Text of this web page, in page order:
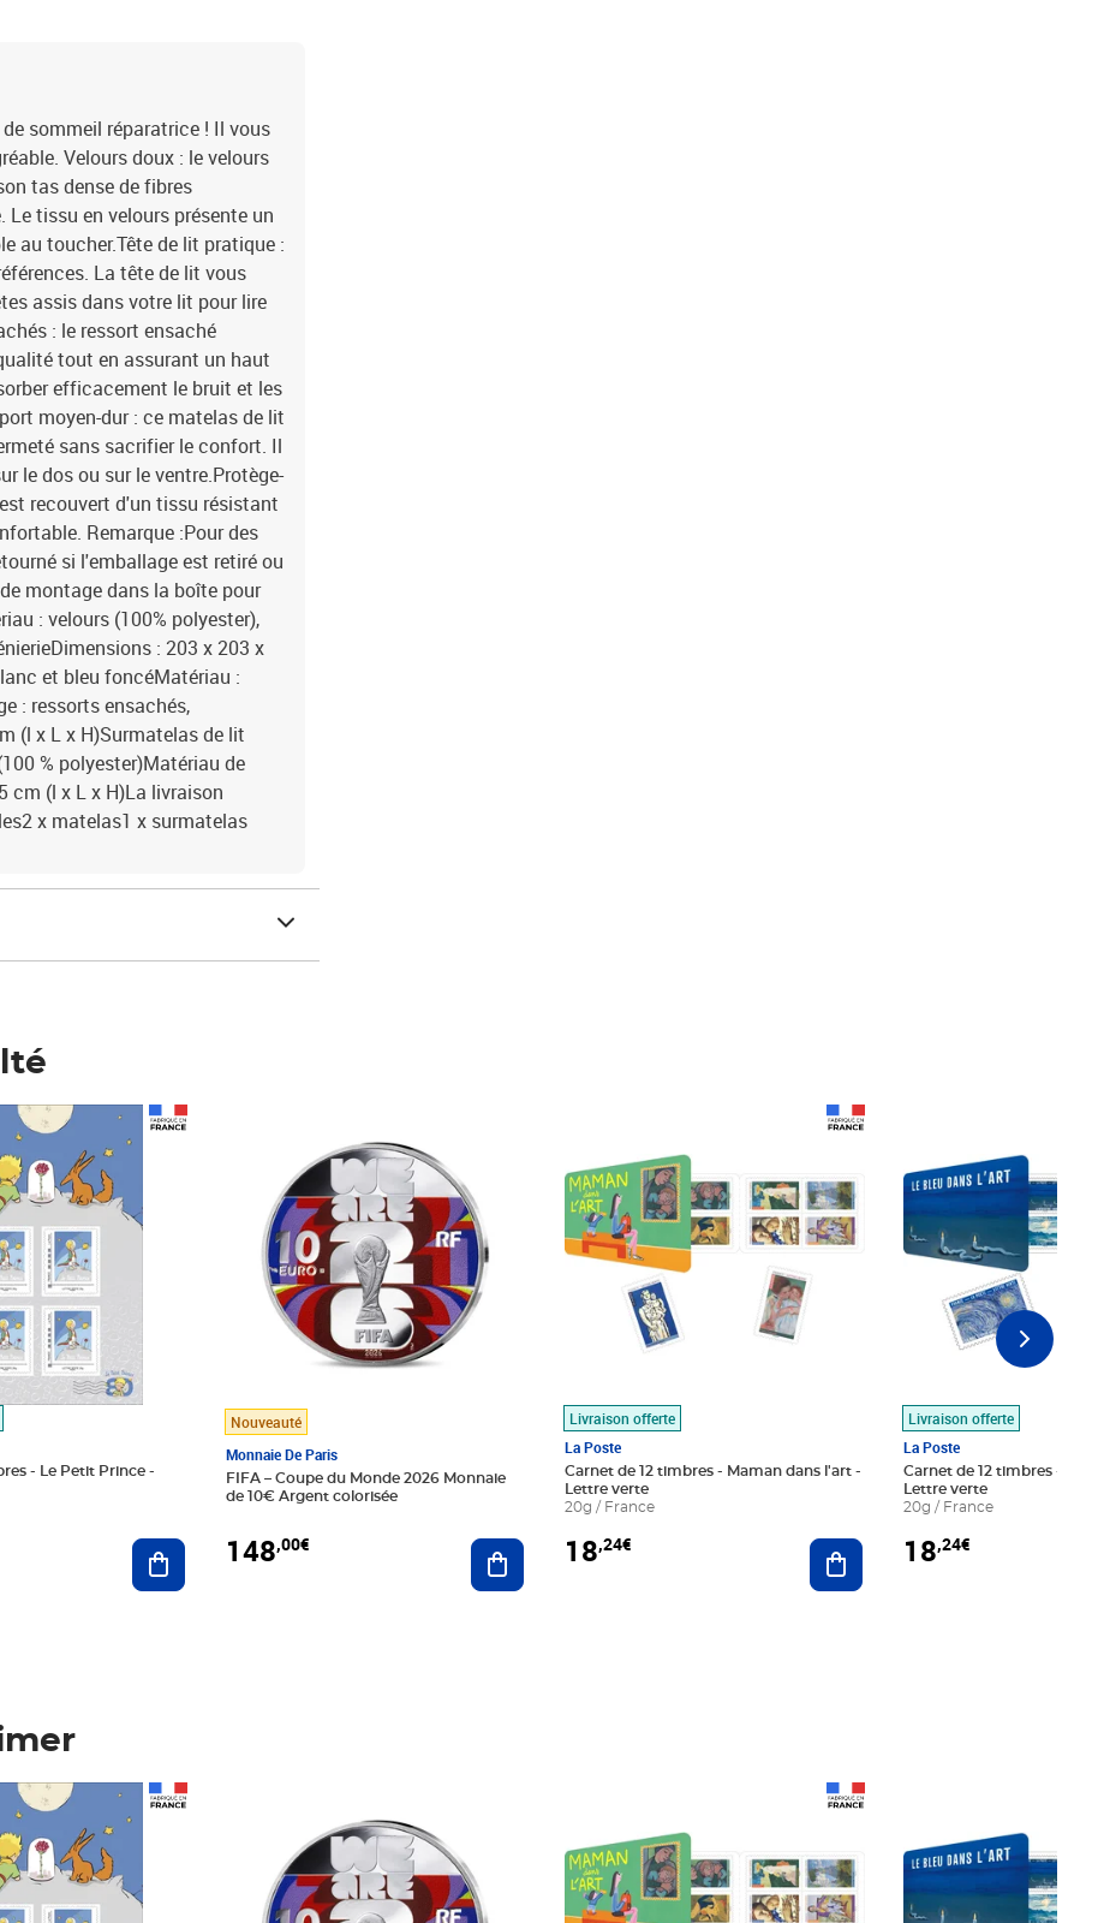
sommeil réparatrice ! Il vous
Velours doux : le velours
tas dense de fibres
tissu en velours présente un
au toucher.Tête de lit pratique :
La tête de lit vous
assis dans votre lit pour lire
: le ressort ensaché
tout en assurant un haut
efficacement le bruit et les
moyen-dur : ce matelas de lit
sans sacrifier le confort. Il
le dos ou sur le ventre.Protège-
recouvert d'un tissu résistant
Remarque :Pour des
si l'emballage est retiré ou
montage dans la boîte pour
: velours (100% polyester),
: 203 x 203 x
et bleu foncéMatériau :
: ressorts ensachés,
(l x L x H)Surmatelas de lit
% polyester)Matériau de
cm (l x L x H)La livraison
x matelas1 x surmatelas
- Le Petit Prince -
Ajouter au panier
Nouveauté
Monnaie De Paris
FIFA – Coupe du Monde 2026 Monnaie
de 10€ Argent colorisée
148,00€ Ajouter au panier
Livraison offerte
La Poste
Carnet de 12 timbres - Maman dans l'art -
Lettre verte
20g / France
18,24€ Ajouter au panier
Livraison offerte
La Poste
Carnet de 12 timbres - Le
Lettre verte
20g / France
18,24€